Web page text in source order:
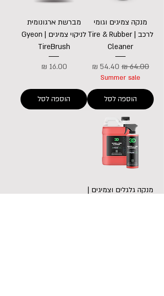
מנקה צמיגים וגומי
לרכב | Tire & Rubber
Cleaner
מחיר רגיל מחיר מבצע
Summer sale
הוספה לסל
מברשת ארגונומית
לניקוי צמיגים | Gyeon
TireBrush
מחיר
הוספה לסל
מנקה גלגלים וצמיגים |